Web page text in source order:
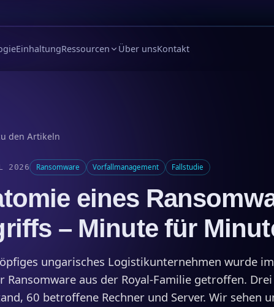
EinhaltungRessourcen Über unsKontakt
den Artikeln
2026 Ransomware Vorfallmanagement Fallstudie
eines
– Minute für
ungarisches Logistikunternehmen wurde
Ransomware aus der Royal-Familie getroffen.
60 betroffene Rechner und Server. Wir sehen